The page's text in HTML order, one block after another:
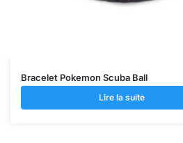
Bracelet Pokemon Scuba Ball
Lire la suite